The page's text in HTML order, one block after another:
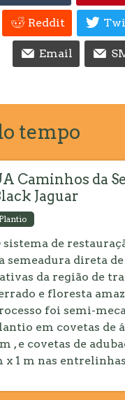
Reddit
Email
tempo
Caminhos da
Jaguar
Plantio
sistema de
semeadura direta
da região de
e floresta
foi semi-
em covetas de
, e covetas de
x 1 m nas